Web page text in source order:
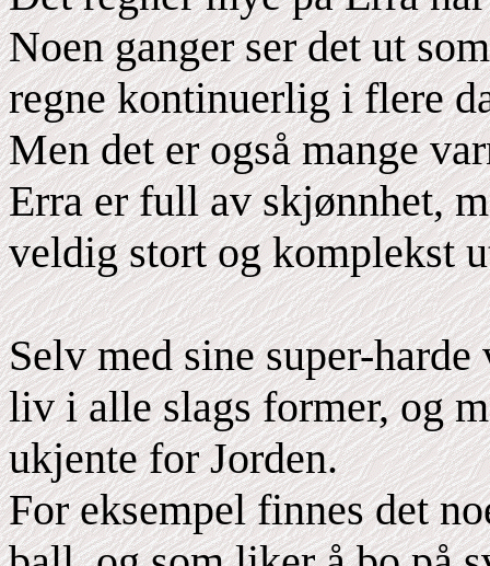
Noen ganger ser det ut
regne kontinuerlig i flere
Men det er også mange
Erra er full av skjønnhet,
veldig stort og komplekst
Selv med sine super-
liv i alle slags former, og
ukjente for Jorden.
For eksempel finnes det